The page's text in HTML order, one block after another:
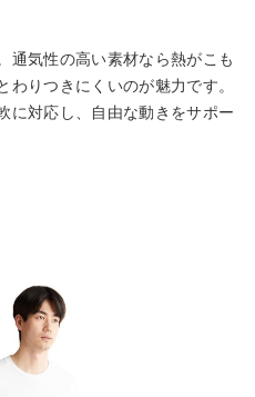
通気性の高い素材なら熱がこも
わりつきにくいのが魅力です。
に対応し、自由な動きをサポー